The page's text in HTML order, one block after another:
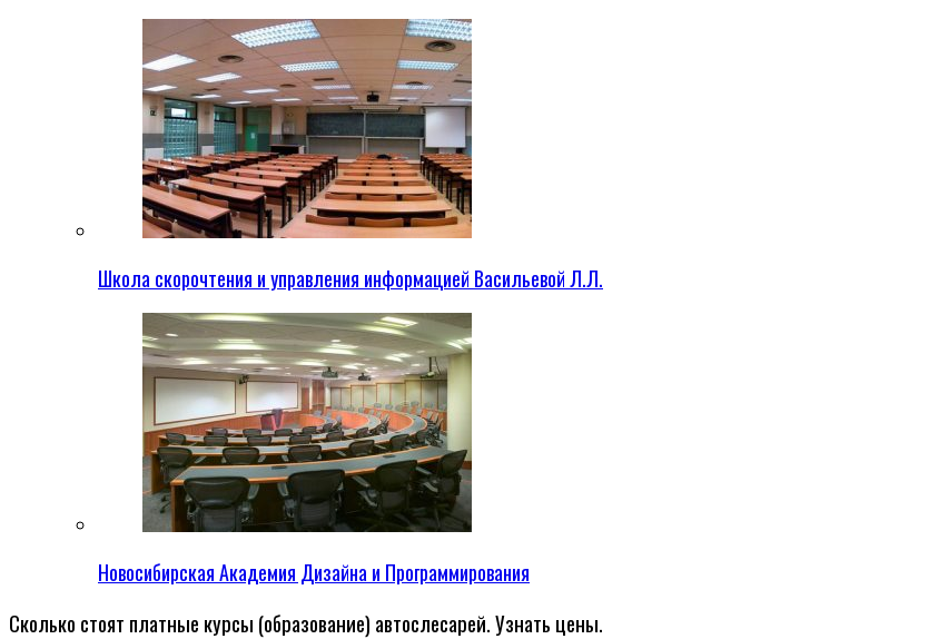
Школа скорочтения и управления информацией Васильевой Л.Л.
Новосибирская Академия Дизайна и Программирования
Сколько стоят платные курсы (образование) автослесарей. Узнать цены.